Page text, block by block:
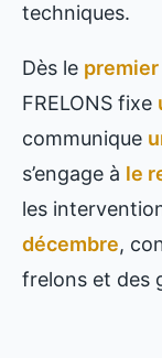
techniques.
Dès le
FRELONS fixe
communique
s’engage à le
les
décembre,
frelons et des